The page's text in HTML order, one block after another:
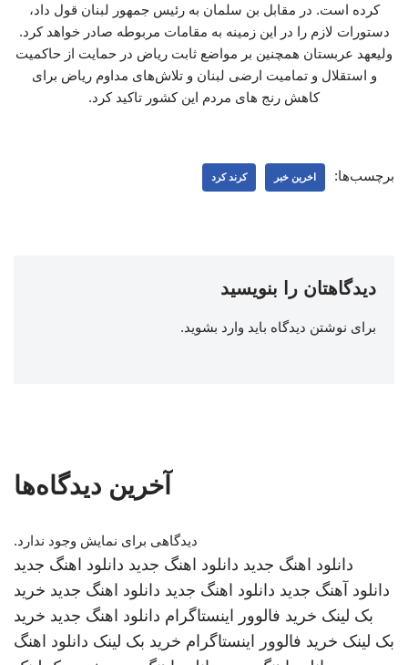
کرده است. در مقابل بن سلمان به رئیس جمهور لبنان قول داد،
دستورات لازم را در این زمینه به مقامات مربوطه صادر خواهد کرد.
ولیعهد عربستان همچنین بر مواضع ثابت ریاض در حمایت از حاکمیت
و استقلال و تمامیت ارضی لبنان و تلاش‌های مداوم ریاض برای
کاهش رنج های مردم این کشور تاکید کرد.
برچسب‌ها: اخرین خبر کرند کرد
دیدگاهتان را بنویسید
برای نوشتن دیدگاه باید وارد بشوید.
آخرین دیدگاه‌ها
دیدگاهی برای نمایش وجود ندارد.
دانلود اهنگ جدید دانلود اهنگ جدید دانلود اهنگ جدید
دانلود آهنگ جدید دانلود اهنگ جدید دانلود اهنگ جدید خرید
بک لینک خرید فالوور اینستاگرام دانلود اهنگ جدید خرید
بک لینک خرید فالوور اینستاگرام خرید بک لینک دانلود اهنگ